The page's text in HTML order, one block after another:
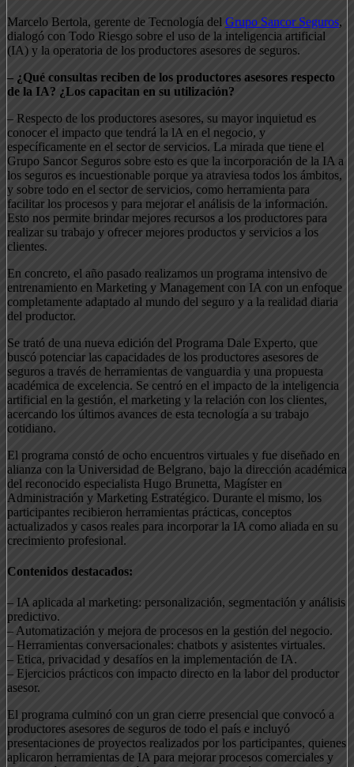
Marcelo Bertola, gerente de Tecnología del Grupo Sancor Seguros,
dialogó con Todo Riesgo sobre el uso de la inteligencia artificial
(IA) y la operatoria de los productores asesores de seguros.
– ¿Qué consultas reciben de los productores asesores respecto
de la IA? ¿Los capacitan en su utilización?
– Respecto de los productores asesores, su mayor inquietud es
conocer el impacto que tendrá la lA en el negocio, y
específicamente en el sector de servicios. La mirada que tiene el
Grupo Sancor Seguros sobre esto es que la incorporación de la IA a
los seguros es incuestionable porque ya atraviesa todos los ámbitos,
y sobre todo en el sector de servicios, como herramienta para
facilitar los procesos y para mejorar el análisis de la información.
Esto nos permite brindar mejores recursos a los productores para
realizar su trabajo y ofrecer mejores productos y servicios a los
clientes.
En concreto, el año pasado realizamos un programa intensivo de
entrenamiento en Marketing y Management con IA con un enfoque
completamente adaptado al mundo del seguro y a la realidad diaria
del productor.
Se trató de una nueva edición del Programa Dale Experto, que
buscó potenciar las capacidades de los productores asesores de
seguros a través de herramientas de vanguardia y una propuesta
académica de excelencia. Se centró en el impacto de la inteligencia
artificial en la gestión, el marketing y la relación con los clientes,
acercando los últimos avances de esta tecnología a su trabajo
cotidiano.
El programa constó de ocho encuentros virtuales y fue diseñado en
alianza con la Universidad de Belgrano, bajo la dirección académica
del reconocido especialista Hugo Brunetta, Magíster en
Administración y Marketing Estratégico. Durante el mismo, los
participantes recibieron herramientas prácticas, conceptos
actualizados y casos reales para incorporar la IA como aliada en su
crecimiento profesional.
Contenidos destacados:
– IA aplicada al marketing: personalización, segmentación y análisis
predictivo.
– Automatización y mejora de procesos en la gestión del negocio.
– Herramientas conversacionales: chatbots y asistentes virtuales.
– Etica, privacidad y desafíos en la implementación de IA.
– Ejercicios prácticos con impacto directo en la labor del productor
asesor.
El programa culminó con un gran cierre presencial que convocó a
productores asesores de seguros de todo el país e incluyó
presentaciones de proyectos realizados por los participantes, quienes
aplicaron herramientas de IA para mejorar procesos comerciales y